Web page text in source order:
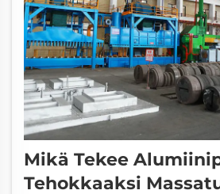
Mikä Tekee
Tehokkaaksi